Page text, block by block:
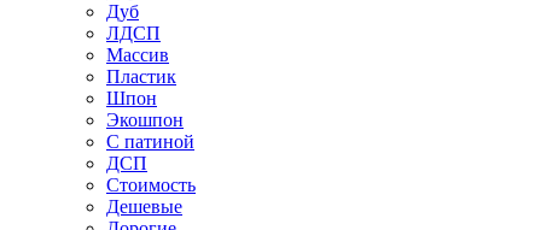
Дуб
ЛДСП
Массив
Пластик
Шпон
Экошпон
С патиной
ДСП
Стоимость
Дешевые